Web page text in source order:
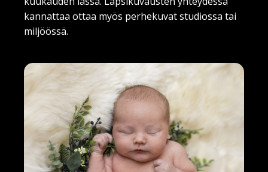
kannattaa ottaa myös perhekuvat studiossa tai
miljöössä.